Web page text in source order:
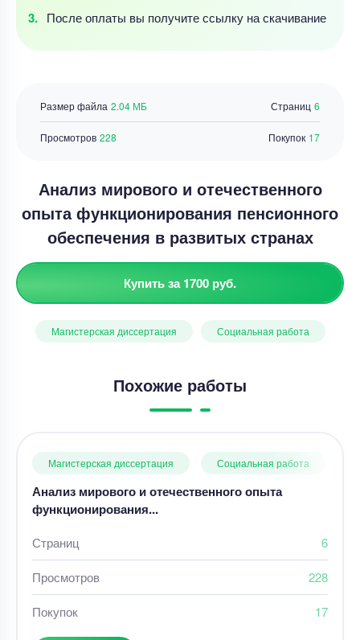
После оплаты вы получите ссылку на скачивание
Страниц 6
Размер файла 2.04 МБ
Просмотров 228 Покупок 17
Анализ мирового и отечественного
опыта функционирования пенсионного
обеспечения в развитых странах
Купить за 1700 руб.
Магистерская диссертация Социальная работа
Похожие работы
Магистерская диссертация Социальная работа
Анализ мирового и отечественного опыта
функционирования...
Страниц 6
Просмотров 228
Покупок 17